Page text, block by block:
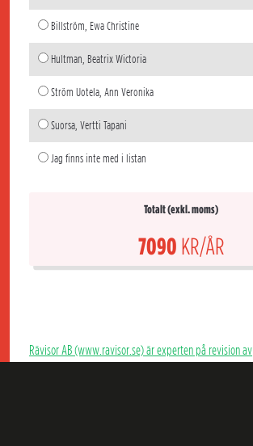
Billström, Ewa Christine
Hultman, Beatrix Wictoria
Ström Uotela, Ann Veronika
Suorsa, Vertti Tapani
Jag finns inte med i listan
Totalt (exkl. moms)
7090 KR/ÅR
Rävisor AB (www.ravisor.se) är experten på revision av